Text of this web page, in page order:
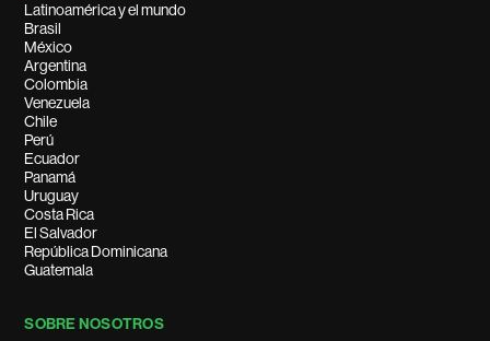
Latinoamérica y el mundo
Brasil
México
Argentina
Colombia
Venezuela
Chile
Perú
Ecuador
Panamá
Uruguay
Costa Rica
El Salvador
República Dominicana
Guatemala
SOBRE NOSOTROS